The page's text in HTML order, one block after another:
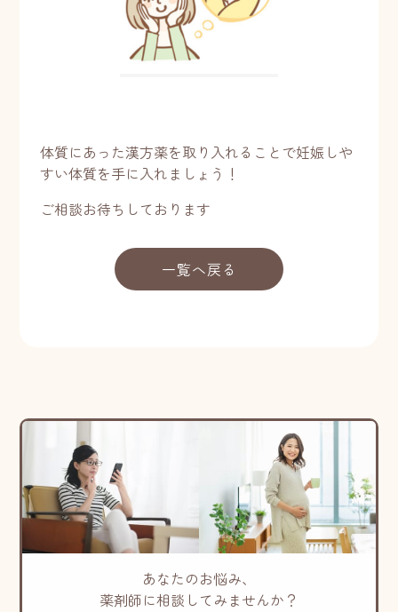
体質にあった漢方薬を取り入れることで妊娠しや
すい体質を手に入れましょう！
ご相談お待ちしております
一覧へ戻る
あなたのお悩み、
薬剤師に相談してみませんか？